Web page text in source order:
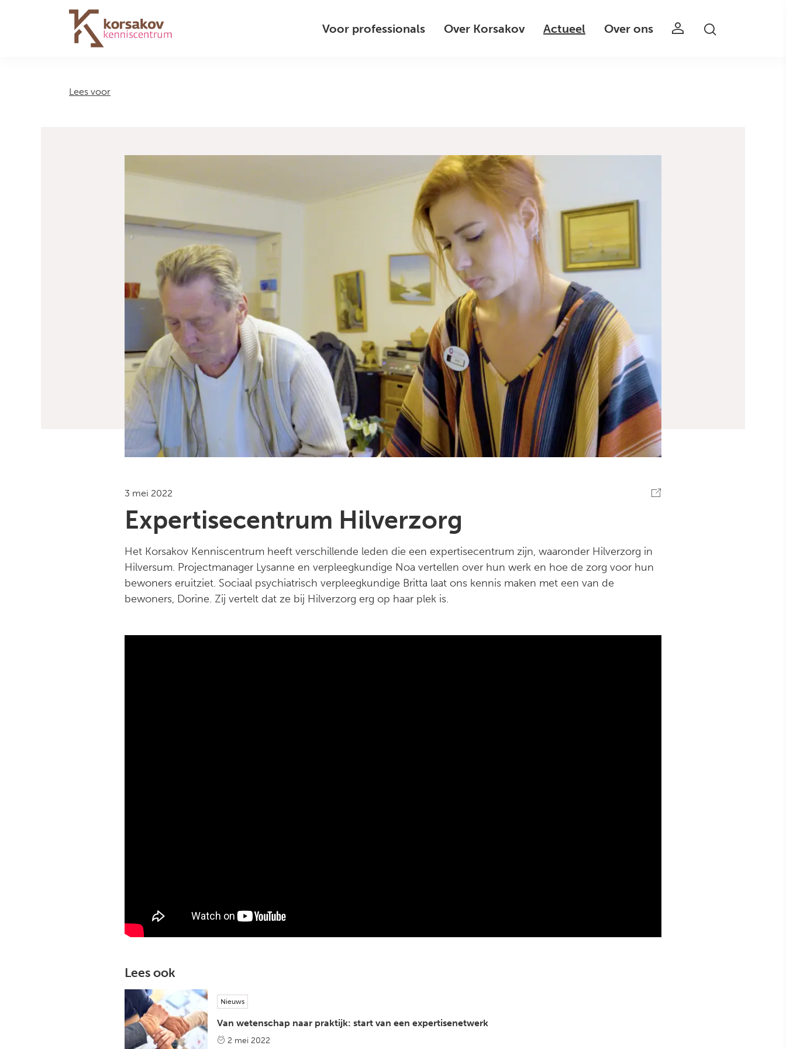
Navigation Voor professionals Over Korsakov Actueel Over ons
Lees voor
3 mei 2022
Expertisecentrum Hilverzorg
Het Korsakov Kenniscentrum heeft verschillende leden die een expertisecentrum zijn, waaronder Hilverzorg in
Hilversum. Projectmanager Lysanne en verpleegkundige Noa vertellen over hun werk en hoe de zorg voor hun
bewoners eruitziet. Sociaal psychiatrisch verpleegkundige Britta laat ons kennis maken met een van de
bewoners, Dorine. Zij vertelt dat ze bij Hilverzorg erg op haar plek is.
Lees ook
Nieuws
Van wetenschap naar praktijk: start van een expertisenetwerk
2 mei 2022